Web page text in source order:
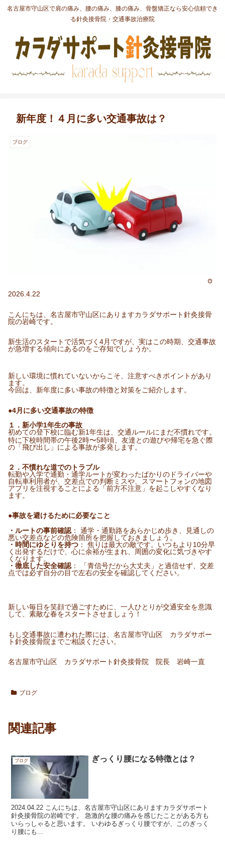
名古屋市守山区で肩の痛み、腰の痛み、膝の痛み、骨盤矯正なら安心信頼でき
る針灸接骨院・交通事故治療院
新年度！４月に多い交通事故は？
ブログ
2026.4.22
こんにちは、名古屋市守山区にありますカラダサポート針灸接骨
院の岩崎です。
新生活のスタートで活気づく4月ですが、実はこの時期、交通事故
が急増する傾向にあるのをご存知でしょうか。
新しい環境に慣れていないからこそ、注意すべきポイントがあり
ます。
今回は、新年度に多い事故の特徴と対策をご紹介します。
​●4月に多い交通事故の特徴
１．​新小学1年生の事故
初めての登下校に臨む新1年生は、交通ルールにまだ不慣れです。
特に下校時間帯の午後2時〜5時頃、友達との遊びや帰宅を急ぐ際
の「飛び出し」による事故が多発します。
​２．不慣れな道でのトラブル
転勤や入学で通勤・通学ルートが変わったばかりのドライバーや
自転車利用者が、交差点での判断ミスや、スマートフォンの地図
アプリを注視することによる「前方不注意」を起こしやすくなり
ます。
●​事故を避けるために必要なこと
・ルートの事前確認 ： 通学・通勤路をあらかじめ歩き、見通しの
悪い交差点などの危険箇所を把握しておきましょう。
・​時間にゆとりを持つ ： 焦りは最大の敵です。いつもより10分早
く出発するだけで、心に余裕が生まれ、周囲の変化に気づきやす
くなります。
​・徹底した安全確認 ： 「青信号だから大丈夫」と過信せず、交差
点では必ず自分の目で左右の安全を確認してください。
新しい毎日を笑顔で過ごすために、一人ひとりが交通安全を意識
して、素敵な春をスタートさせましょう！
もし交通事故に遭われた際には、名古屋市守山区 カラダサポー
ト針灸接骨院までご相談ください。
名古屋市守山区 カラダサポート針灸接骨院 院長 岩崎一直
ブログ
関連記事
ブログ ぎっくり腰になる特徴とは？
2024.04.22 こんにちは、名古屋市守山区にありますカラダサポート
針灸接骨院の岩崎です。 急激的な腰の痛みを感じたことがある方も
いらっしゃると思います。 いわゆるぎっくり腰ですが、このぎっく
り腰にも...